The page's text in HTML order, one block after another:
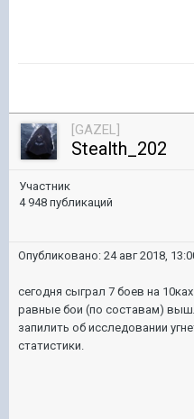
[GAZEL]
Stealth_202
Участник
4 948 публикаций
Опубликовано: 24 авг 2018,
сегодня сыграл 7 боев на
равные бои (по составам)
запилить об исследовании
статистики.